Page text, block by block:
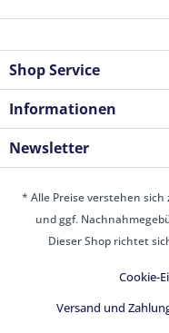
Shop Service
Informationen
Newsletter
* Alle Preise verstehen
und ggf.
Dieser Shop richtet
Cookie-
Versand und